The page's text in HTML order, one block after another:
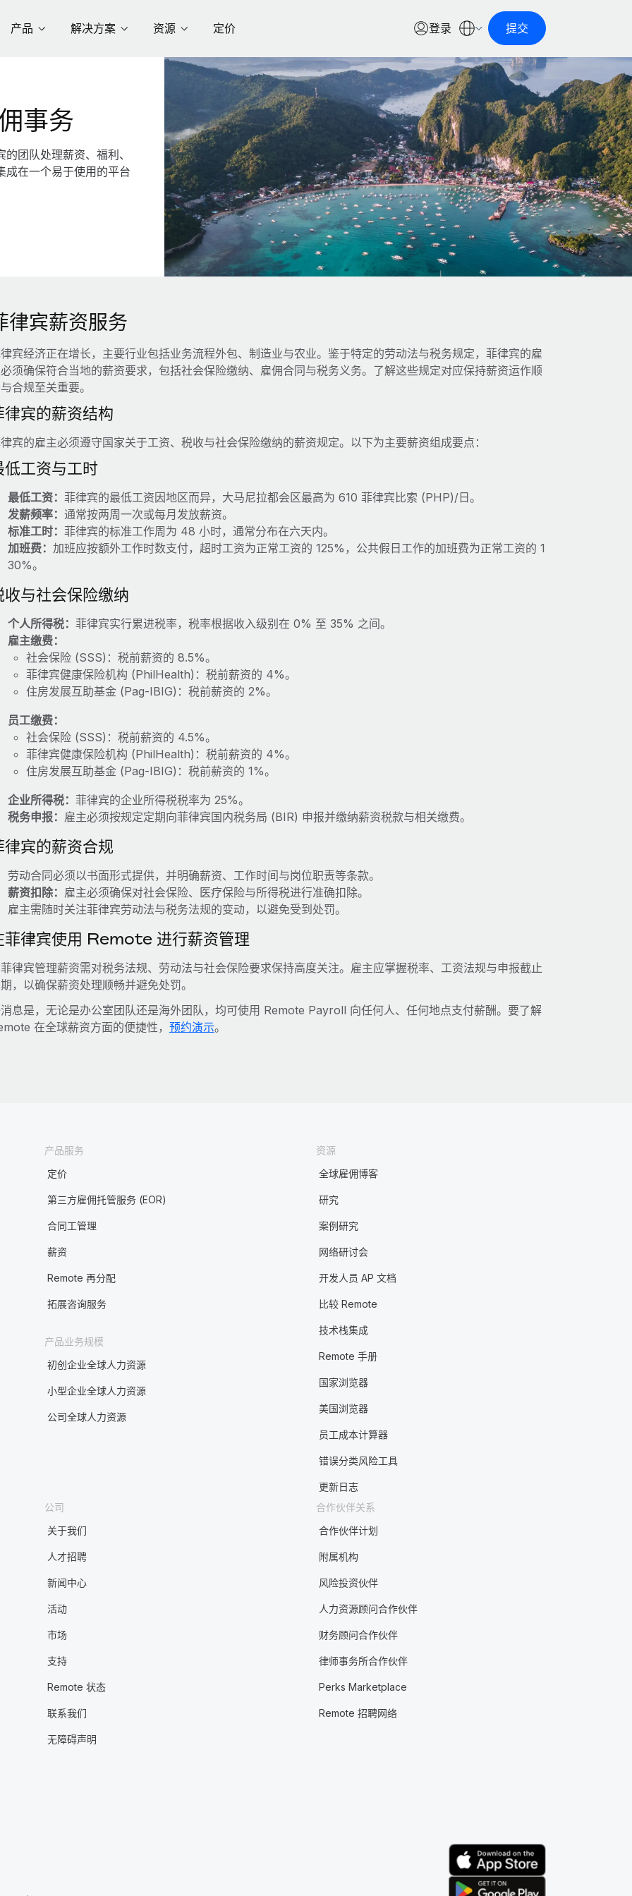
产品 解决方案 资源 定价 登录 提交
事务
团队处理薪资、福利、
成在一个易于使用的平台
律宾薪资服务
宾经济正在增长，主要行业包括业务流程外包、制造业与农业。鉴于特定的劳动法与税务规定，菲律宾的雇
须确保符合当地的薪资要求，包括社会保险缴纳、雇佣合同与税务义务。了解这些规定对应保持薪资运作顺
合规至关重要。
律宾的薪资结构
宾的雇主必须遵守国家关于工资、税收与社会保险缴纳的薪资规定。以下为主要薪资组成要点：
低工资与工时
最低工资： 菲律宾的最低工资因地区而异，大马尼拉都会区最高为 610 菲律宾比索 (PHP)/日。
发薪频率： 通常按两周一次或每月发放薪资。
标准工时： 菲律宾的标准工作周为 48 小时，通常分布在六天内。
加班费： 加班应按额外工作时数支付，超时工资为正常工资的 125%，公共假日工作的加班费为正常工资的 1
30%。
收与社会保险缴纳
个人所得税： 菲律宾实行累进税率，税率根据收入级别在 0% 至 35% 之间。
雇主缴费：
社会保险 (SSS)：税前薪资的 8.5%。
菲律宾健康保险机构 (PhilHealth)：税前薪资的 4%。
住房发展互助基金 (Pag-IBIG)：税前薪资的 2%。
员工缴费：
社会保险 (SSS)：税前薪资的 4.5%。
菲律宾健康保险机构 (PhilHealth)：税前薪资的 4%。
住房发展互助基金 (Pag-IBIG)：税前薪资的 1%。
企业所得税： 菲律宾的企业所得税税率为 25%。
税务申报： 雇主必须按规定定期向菲律宾国内税务局 (BIR) 申报并缴纳薪资税款与相关缴费。
律宾的薪资合规
劳动合同必须以书面形式提供，并明确薪资、工作时间与岗位职责等条款。
薪资扣除： 雇主必须确保对社会保险、医疗保险与所得税进行准确扣除。
雇主需随时关注菲律宾劳动法与税务法规的变动，以避免受到处罚。
菲律宾使用 Remote 进行薪资管理
律宾管理薪资需对税务法规、劳动法与社会保险要求保持高度关注。雇主应掌握税率、工资法规与申报截止
，以确保薪资处理顺畅并避免处罚。
息是，无论是办公室团队还是海外团队，均可使用 Remote Payroll 向任何人、任何地点支付薪酬。要了解
在全球薪资方面的便捷性， 预约演示。
产品服务
定价
第三方雇佣托管服务 (EOR)
合同工管理
薪资
Remote 再分配
拓展咨询服务
产品业务规模
初创企业全球人力资源
小型企业全球人力资源
公司全球人力资源
资源
全球雇佣博客
研究
案例研究
网络研讨会
开发人员 AP 文档
比较 Remote
技术栈集成
Remote 手册
国家浏览器
美国浏览器
员工成本计算器
错误分类风险工具
更新日志
公司
关于我们
人才招聘
新闻中心
活动
市场
支持
Remote 状态
联系我们
无障碍声明
合作伙伴关系
合作伙伴计划
附属机构
风险投资伙伴
人力资源顾问合作伙伴
财务顾问合作伙伴
律师事务所合作伙伴
Perks Marketplace
Remote 招聘网络